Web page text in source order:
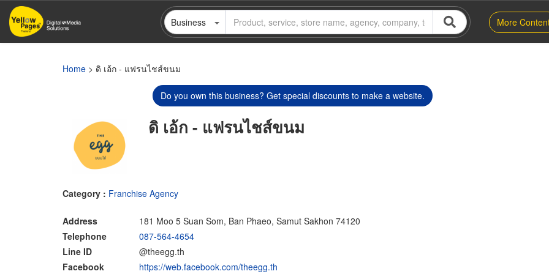
Skip
main
Business More
Home > ดิ เอ้ก - แฟรนไชส์ขนม
Do you own this business? Get special discounts to make a website.
ดิ เอ้ก - แฟรนไชส์ขนม
Category : Franchise Agency
Address
181 Moo 5 Suan Som, Ban Phaeo, Samut Sakhon 74120
Telephone
087-564-4654
Line ID
@theegg.th
Facebook
https://web.facebook.com/theegg.th